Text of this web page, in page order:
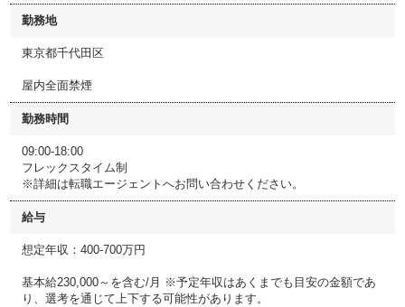
勤務地
東京都千代田区
屋内全面禁煙
勤務時間
09:00-18:00
フレックスタイム制
※詳細は転職エージェントへお問い合わせください。
給与
想定年収：400-700万円
基本給230,000～を含む/月 ※予定年収はあくまでも目安の金額であ
り、選考を通じて上下する可能性があります。